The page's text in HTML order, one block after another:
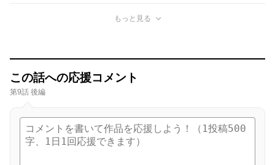
もっと見る
この話への応援コメント
第9話 後編